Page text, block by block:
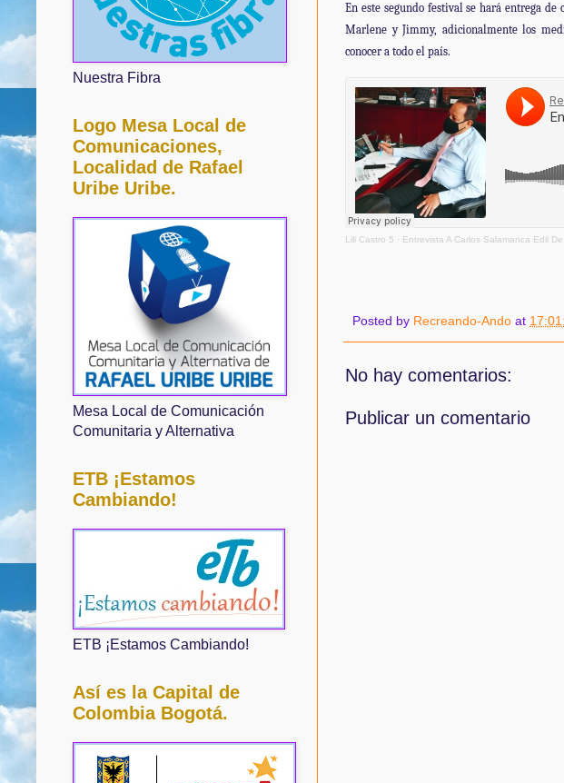
En este segundo festival se hará entrega
Marlene y Jimmy, adicionalmente los
conocer a todo el país.
Lili Castro 5 · Entrevista A Carlos Salamanca Edil
Posted by Recreando-Ando at
No hay comentarios:
Publicar un comentario
Nuestra Fibra
Logo Mesa Local de
Comunicaciones,
Localidad de Rafael
Uribe Uribe.
Mesa Local de Comunicación
Comunitaria y Alternativa
ETB ¡Estamos
Cambiando!
ETB ¡Estamos Cambiando!
Así es la Capital de
Colombia Bogotá.